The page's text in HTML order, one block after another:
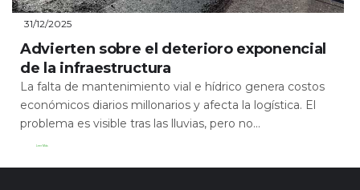
31/12/2025
Advierten sobre el deterioro exponencial
de la infraestructura
La falta de mantenimiento vial e hídrico genera costos
económicos diarios millonarios y afecta la logística. El
problema es visible tras las lluvias, pero no...
Leer Más